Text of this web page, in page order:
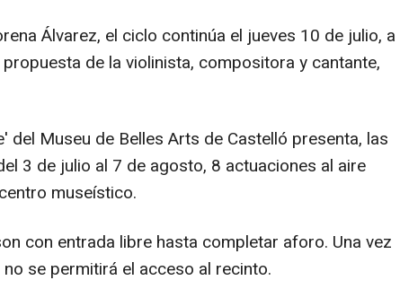
Álvarez, el ciclo continúa el jueves 10 de julio, a
de la violinista, compositora y cantante,
del Museu de Belles Arts de Castelló presenta, las
3 de julio al 7 de agosto, 8 actuaciones al aire
museístico.
con entrada libre hasta completar aforo. Una vez
se permitirá el acceso al recinto.